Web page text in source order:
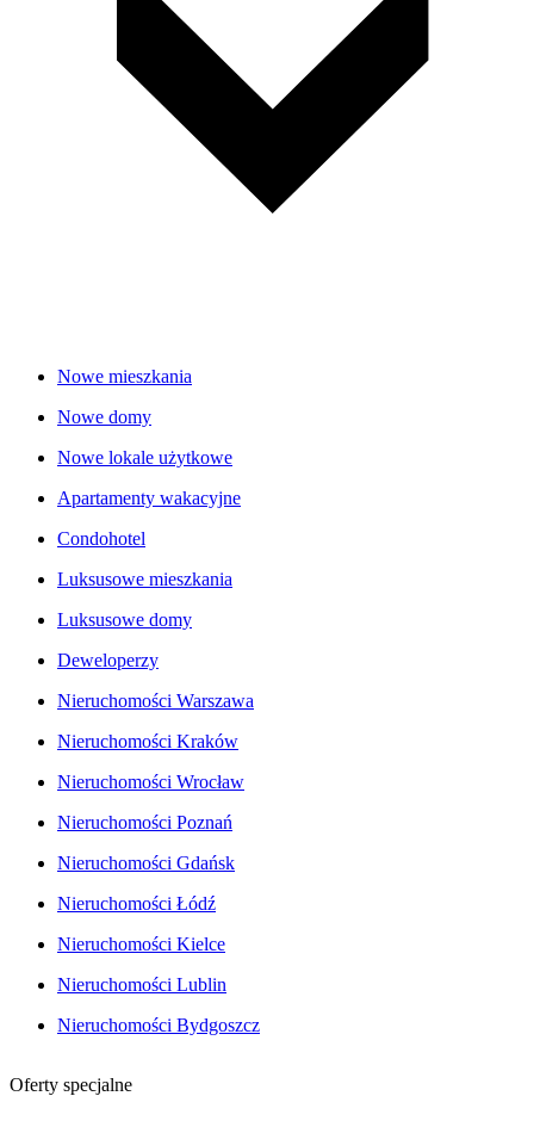
Nowe mieszkania
Nowe domy
Nowe lokale użytkowe
Apartamenty wakacyjne
Condohotel
Luksusowe mieszkania
Luksusowe domy
Deweloperzy
Nieruchomości Warszawa
Nieruchomości Kraków
Nieruchomości Wrocław
Nieruchomości Poznań
Nieruchomości Gdańsk
Nieruchomości Łódź
Nieruchomości Kielce
Nieruchomości Lublin
Nieruchomości Bydgoszcz
Oferty specjalne